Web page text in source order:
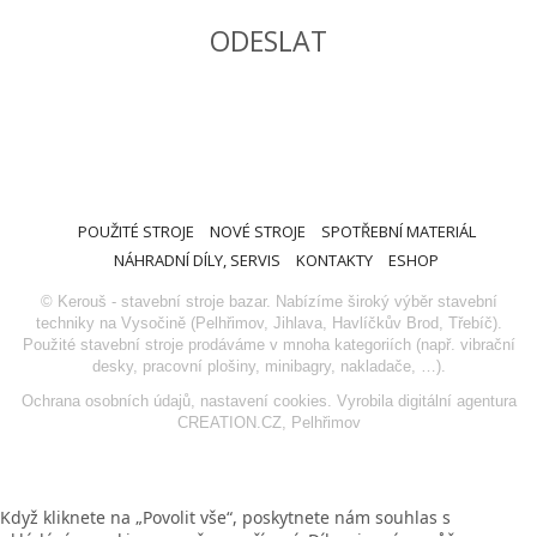
POUŽITÉ STROJE NOVÉ STROJE
SPOTŘEBNÍ MATERIÁL
NÁHRADNÍ DÍLY, SERVIS
KONTAKTY ESHOP
© Kerouš - stavební stroje bazar. Nabízíme široký výběr stavební
techniky na Vysočině (Pelhřimov, Jihlava, Havlíčkův Brod, Třebíč).
Použité stavební stroje prodáváme v mnoha kategoriích (např. vibrační
desky, pracovní plošiny, minibagry, nakladače, …).
Ochrana osobních údajů, nastavení cookies . Vyrobila digitální agentura
CREATION.CZ
Pelhřimov
Když kliknete na „Povolit vše“, poskytnete nám souhlas s